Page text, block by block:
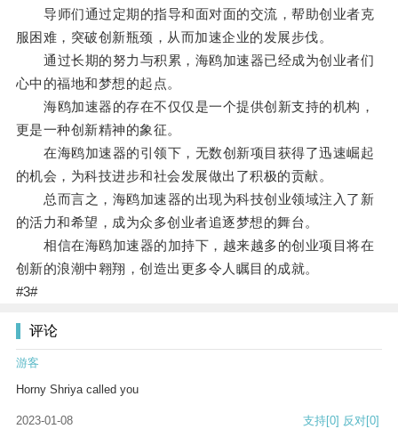
导师们通过定期的指导和面对面的交流，帮助创业者克
服困难，突破创新瓶颈，从而加速企业的发展步伐。
通过长期的努力与积累，海鸥加速器已经成为创业者们
心中的福地和梦想的起点。
海鸥加速器的存在不仅仅是一个提供创新支持的机构，
更是一种创新精神的象征。
在海鸥加速器的引领下，无数创新项目获得了迅速崛起
的机会，为科技进步和社会发展做出了积极的贡献。
总而言之，海鸥加速器的出现为科技创业领域注入了新
的活力和希望，成为众多创业者追逐梦想的舞台。
相信在海鸥加速器的加持下，越来越多的创业项目将在
创新的浪潮中翱翔，创造出更多令人瞩目的成就。
#3#
评论
游客
Horny Shriya called you
2023-01-08 支持[0] 反对[0]